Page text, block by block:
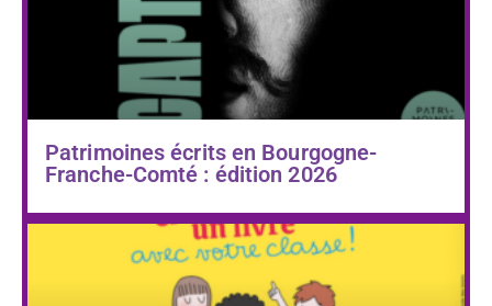
Patrimoines écrits en Bourgogne-
Franche-Comté : édition 2026